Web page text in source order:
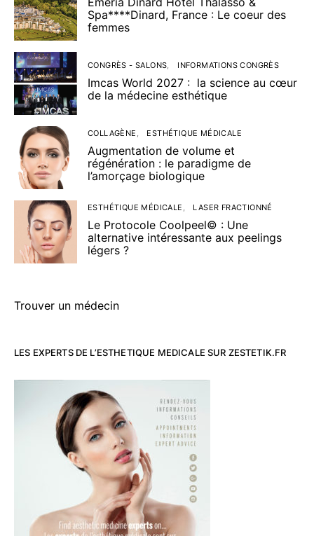
Spa****Dinard, France : Le coeur des
femmes
CONGRÈS - SALONS INFORMATIONS CONGRÈS
Imcas World 2027 : la science au cœur
de la médecine esthétique
COLLAGÈNE ESTHÉTIQUE MÉDICALE
Augmentation de volume et
régénération : le paradigme de
l’amorçage biologique
ESTHÉTIQUE MÉDICALE LASER FRACTIONNÉ
Le Protocole Coolpeel© : Une
alternative intéressante aux peelings
légers ?
Trouver un médecin
LES EXPERTS DE L’ESTHETIQUE MEDICALE SUR ZESTETIK.FR